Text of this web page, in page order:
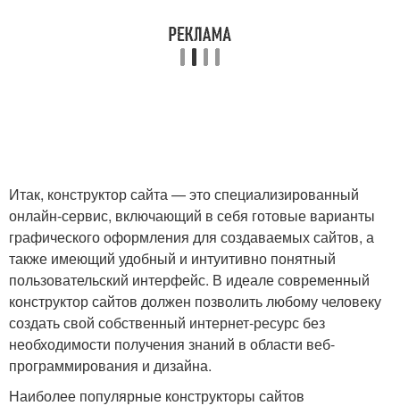
Итак, конструктор сайта — это специализированный
онлайн-сервис, включающий в себя готовые варианты
графического оформления для создаваемых сайтов, а
также имеющий удобный и интуитивно понятный
пользовательский интерфейс. В идеале современный
конструктор сайтов должен позволить любому человеку
создать свой собственный интернет-ресурс без
необходимости получения знаний в области веб-
программирования и дизайна.
Наиболее популярные конструкторы сайтов